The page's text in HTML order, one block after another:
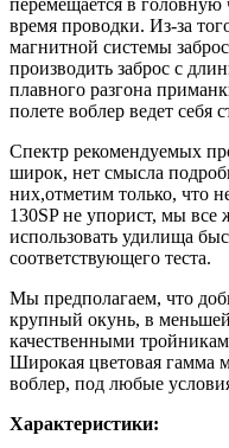
время проводки. Из-за
магнитной системы
производить заброс с
плавного разгона
полете воблер ведет себя
Спектр рекомендуемых
широк, нет смысла
них,отметим только, что
130SP не упорист, мы все
использовать удилища
соответствующего теста.
Мы предполагаем, что
крупный окунь, в
качественными
Широкая цветовая гамма
воблер, под любые
Характеристики: